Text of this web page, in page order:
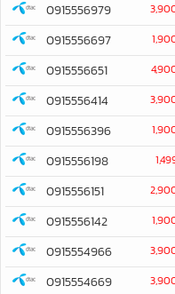
0915556979
0915556697
0915556651
0915556414
0915556396
0915556198
0915556151
0915556142
0915554966
0915554669